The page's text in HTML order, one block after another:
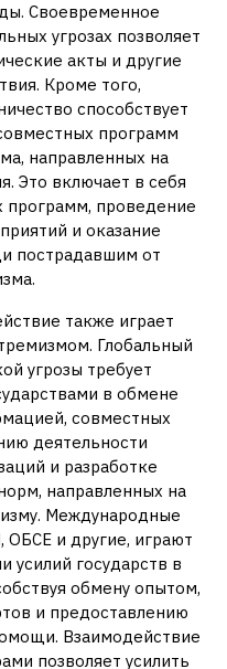
Своевременное
угрозах позволяет
акты и другие
Кроме того,
способствует
программ
направленных на
Это включает в себя
программ, проведение
и оказание
пострадавшим от
также играет
Глобальный
угрозы требует
в обмене
совместных
деятельности
и разработке
направленных на
Международные
ОБСЕ и другие, играют
усилий государств в
обмену опытом,
и предоставлению
Взаимодействие
позволяет усилить